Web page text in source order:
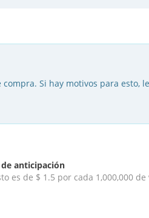
Si hay motivos para esto,
anticipación
es de $ 1.5 por cada 1,000,000